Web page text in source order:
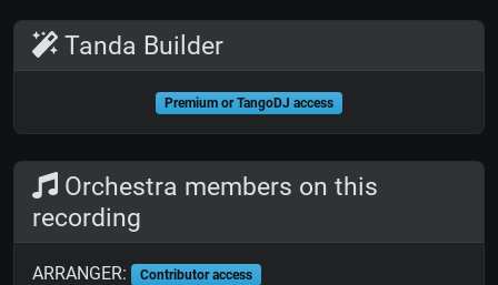
Tanda Builder
Premium or TangoDJ access
Orchestra members on this
recording
ARRANGER: Contributor access